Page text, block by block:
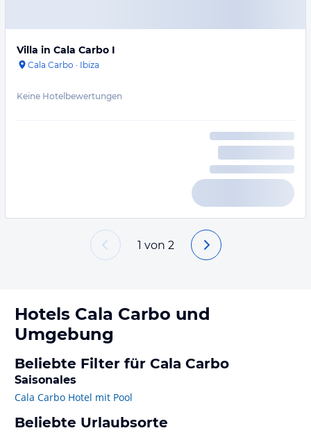
Villa in Cala Carbo I
Cala Carbo · Ibiza
Keine Hotelbewertungen
1 von 2
Hotels Cala Carbo und
Umgebung
Beliebte Filter für Cala Carbo
Saisonales
Cala Carbo Hotel mit Pool
Beliebte Urlaubsorte